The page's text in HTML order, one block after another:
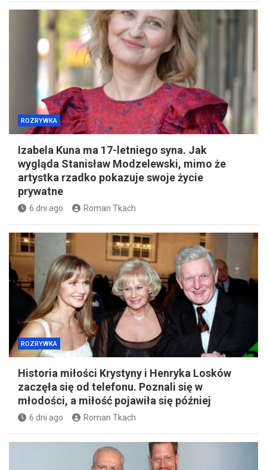
ROZRYWKA
Izabela Kuna ma 17-letniego syna. Jak
wygląda Stanisław Modzelewski, mimo że
artystka rzadko pokazuje swoje życie
prywatne
6 dni ago Roman Tkach
ROZRYWKA
Historia miłości Krystyny i Henryka Losków
zaczęła się od telefonu. Poznali się w
młodości, a miłość pojawiła się później
6 dni ago Roman Tkach